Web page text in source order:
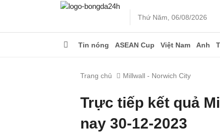
Thứ Năm, 06/08/2026
Tin nóng ASEAN Cup Việt Nam Anh
Trang chủ Millwall - Norwich City
Trực tiếp kết quả
nay 30-12-2023